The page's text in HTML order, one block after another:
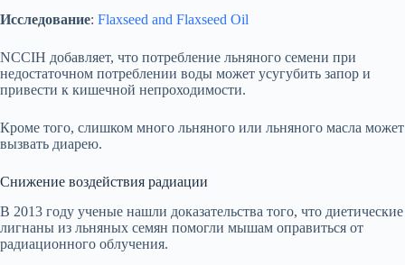
Исследование: Flaxseed and Flaxseed Oil
NCCIH добавляет, что потребление льняного семени при
недостаточном потреблении воды может усугубить запор и
привести к кишечной непроходимости.
Кроме того, слишком много льняного или льняного масла может
вызвать диарею.
Снижение воздействия радиации
В 2013 году ученые нашли доказательства того, что диетические
лигнаны из льняных семян помогли мышам оправиться от
радиационного облучения.